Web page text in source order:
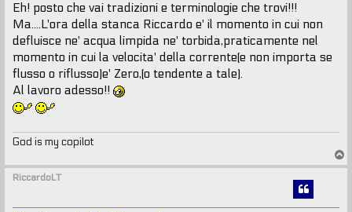
Eh! posto che vai tradizioni e terminologie che trovi!!!
Ma....L'ora della stanca Riccardo e' il momento in cui non
defluisce ne' acqua limpida ne' torbida,praticamente nel
momento in cui la velocita' della corrente(e non importa se
flusso o riflusso)e' Zero,(o tendente a tale).
Al lavoro adesso!!
God is my copilot
o
RiccardoLT